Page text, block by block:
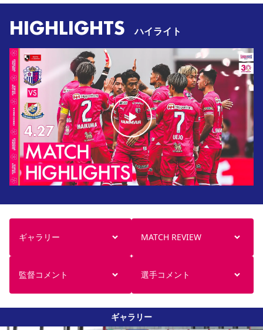
HIGHLIGHTS ハイライト
ギャラリー MATCH REVIEW
監督コメント 選手コメント
ギャラリー